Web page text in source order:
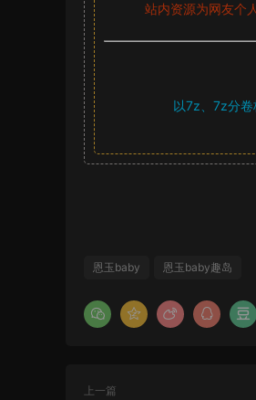
站内资源为网友个
以7z、7z分卷
恩玉baby 恩玉baby趣岛
上一篇